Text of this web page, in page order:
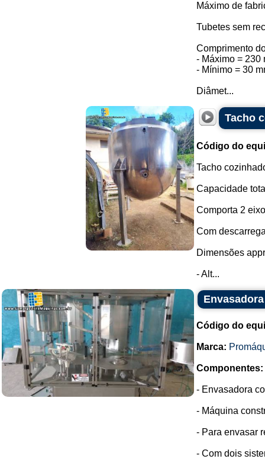
Máximo de
Tubetes sem
Comprimento
- Máximo = 230
- Mínimo = 30
Diâmet...
Tacho
Código do
Tacho
Capacidade
Comporta 2
Com
Dimensões
- Alt...
Código do
Marca:
Componentes:
- Envasadora
- Máquina
- Para envasar
- Com dois